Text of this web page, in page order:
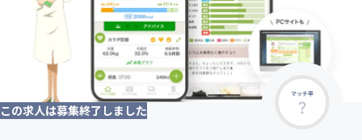
マッチ率
この求人は募集終了しました